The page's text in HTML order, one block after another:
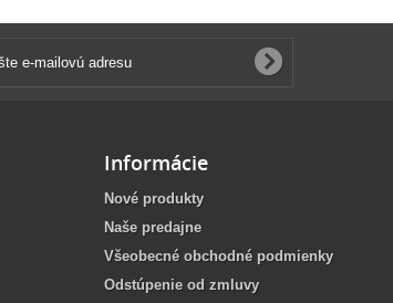
Informácie
Nové produkty
Naše predajne
Všeobecné obchodné podmienky
Odstúpenie od zmluvy